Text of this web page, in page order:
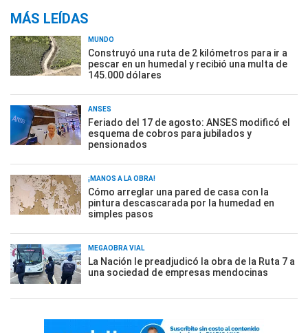
MÁS LEÍDAS
MUNDO
Construyó una ruta de 2 kilómetros para ir a
pescar en un humedal y recibió una multa de
145.000 dólares
ANSES
Feriado del 17 de agosto: ANSES modificó el
esquema de cobros para jubilados y
pensionados
¡MANOS A LA OBRA!
Cómo arreglar una pared de casa con la
pintura descascarada por la humedad en
simples pasos
MEGAOBRA VIAL
La Nación le preadjudicó la obra de la Ruta 7 a
una sociedad de empresas mendocinas